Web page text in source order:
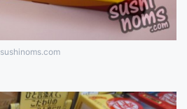
sushinoms.com